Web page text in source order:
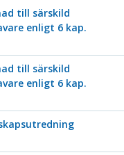
till särskild
enligt 6 kap.
till särskild
enligt 6 kap.